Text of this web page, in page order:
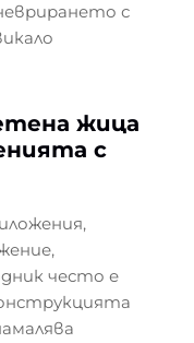
с
жица
с
често е